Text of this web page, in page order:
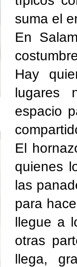
suma el
En
Hay
lugares
espacio
El
quienes
las
para
llegue a
otras
llega,